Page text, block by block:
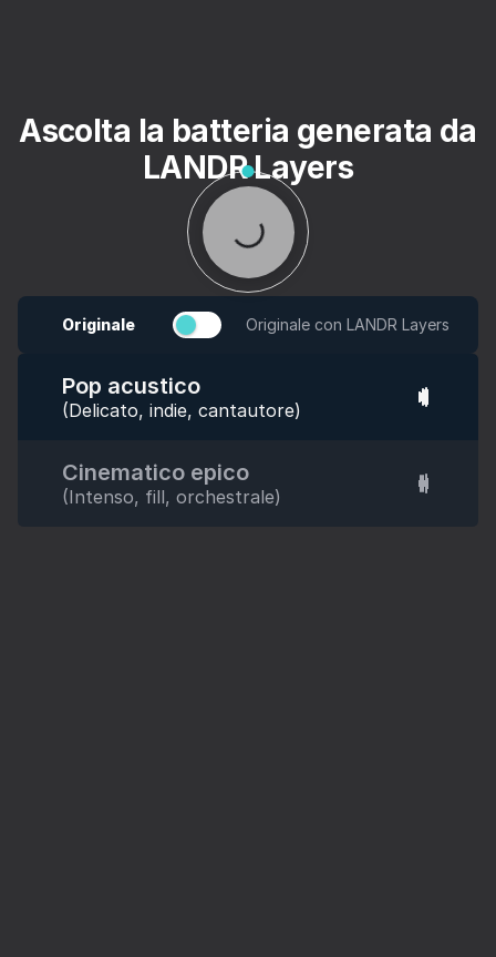
Ascolta la batteria generata da
LANDR Layers
Originale Originale con LANDR Layers
Pop acustico
(Delicato, indie, cantautore)
Cinematico epico
(Intenso, fill, orchestrale)